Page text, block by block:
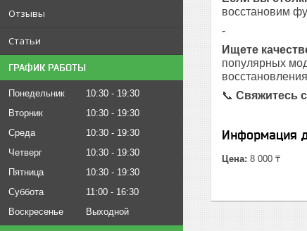
Отзывы
Статьи
ГРАФИК РАБОТЫ
Понедельник 10:30
19:30
Вторник
10:30
19:30
Среда
10:30
19:30
Четверг
10:30
19:30
Пятница
10:30
19:30
Суббота
11:00
16:30
Воскресенье
Выходной
восстановим
-
Ищете
популярных
📞 Свяжитесь
Информация
Цена: 8 000 ₸